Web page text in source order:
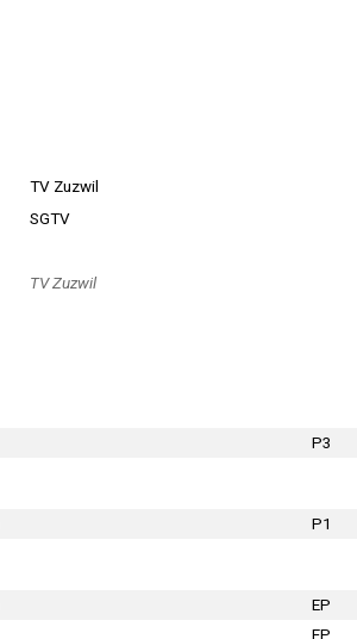
TV Zuzwil
SGTV
TV Zuzwil
P3
P1
EP
EP